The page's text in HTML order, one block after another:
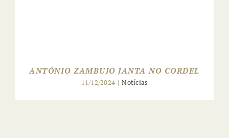
ANTÓNIO ZAMBUJO JANTA NO CORDEL
11/12/2024 | Notícias